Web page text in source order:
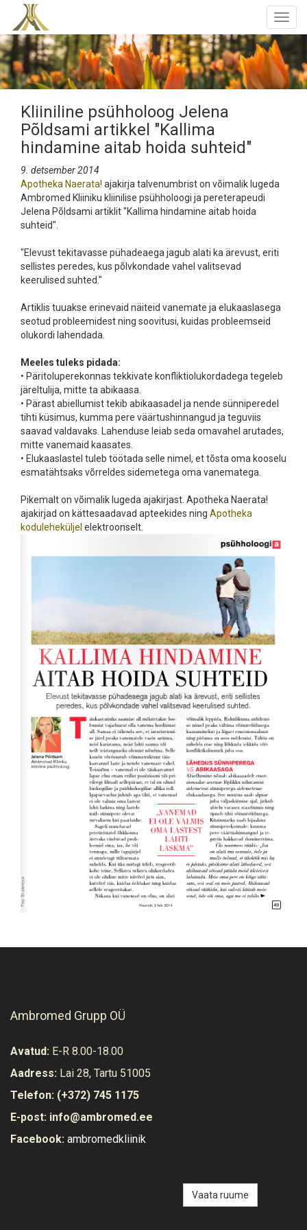
Kliiniline psühholoog Jelena
Põldsami artikkel "Kallima
hindamine aitab hoida suhteid"
9. detsember 2014
Apotheka Naerata! ajakirja talvenumbrist on võimalik lugeda
Ambromed Kliiniku kliinilise psühholoogi ja pereterapeudi
Jelena Põldsami artiklit "Kallima hindamine aitab hoida
suhteid".
"Elevust tekitavasse pühadeaega jagub alati ka ärevust, eriti
sellistes peredes, kus põlvkondade vahel valitsevad
keerulised suhted."
Artiklis tuuakse erinevaid näiteid vanemate ja elukaaslasega
seotud probleemidest ning soovitusi, kuidas probleemseid
olukordi lahendada.
Meeles tuleks pidada:
• Päritoluperekonnas tekkivate konfliktiolukordadega tegeleb
järeltulija, mitte ta abikaasa.
• Pärast abiellumist tekib abikaasadel ja nende sünniperedel
tihti küsimus, kumma pere väärtushinnangud ja teguviis
saavad valdavaks. Lahenduse leiab seda omavahel arutades,
mitte vanemaid kaasates.
• Elukaaslastel tuleb töötada selle nimel, et tõsta oma kooselu
esmatähtsaks võrreldes sidemetega oma vanematega.
Pikemalt on võimalik lugeda ajakirjast. Apotheka Naerata!
ajakirjad on kättesaadavad apteekides ning Apotheka
koduleheküljel elektroonselt.
Ambromed Grupp OÜ
Avatud: E-R 8.00-18.00
Aadress: Lai 28, Tartu 51005
Telefon: (+372) 745 1175
E-post: info@ambromed.ee
Facebook: ambromedkliinik
Vaata ruume